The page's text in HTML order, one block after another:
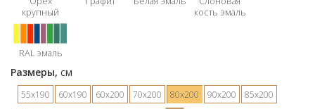
крупный
кость эмаль
RAL эмаль
Размеры, см
55х190 60х190 60х200 70х200 80х200 90х200
85х200